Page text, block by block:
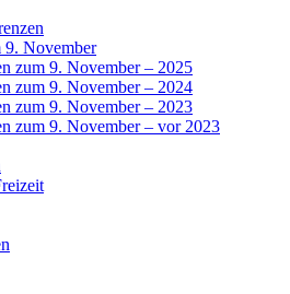
9. November
zum 9. November – 2025
zum 9. November – 2024
zum 9. November – 2023
zum 9. November – vor 2023